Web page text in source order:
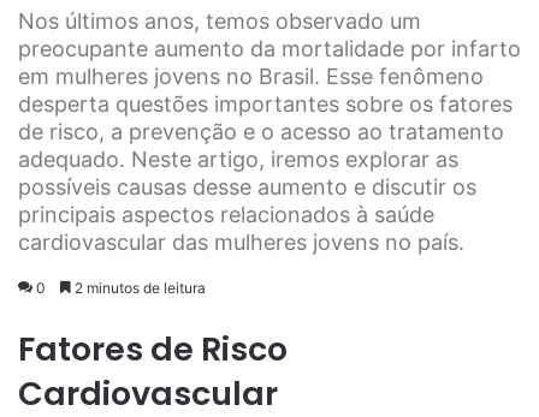
Nos últimos anos, temos observado um
preocupante aumento da mortalidade por infarto
em mulheres jovens no Brasil. Esse fenômeno
desperta questões importantes sobre os fatores
de risco, a prevenção e o acesso ao tratamento
adequado. Neste artigo, iremos explorar as
possíveis causas desse aumento e discutir os
principais aspectos relacionados à saúde
cardiovascular das mulheres jovens no país.
0 2 minutos de leitura
Fatores de Risco
Cardiovascular